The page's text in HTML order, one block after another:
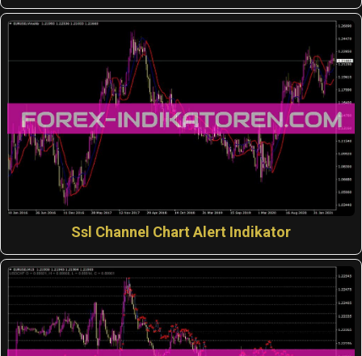
Ssl Channel Chart Alert Indikator